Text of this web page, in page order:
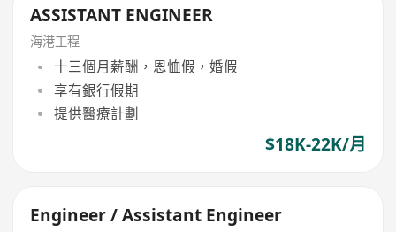
ASSISTANT ENGINEER
海港工程
十三個月薪酬，恩恤假，婚假
享有銀行假期
提供醫療計劃
$18K-22K/月
Engineer / Assistant Engineer